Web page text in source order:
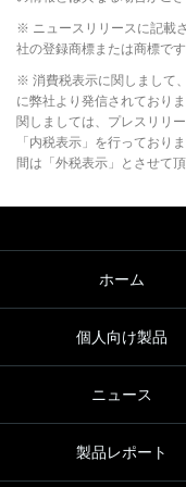
※ ニュースリリースに記載
社の登録商標または商標です
※ 消費税表示に関しまして
に弊社より発信されており
関しましては、プレスリリ
「内税表示」を行っており
間は「外税表示」とさせて頂
ホーム
個人向け製品
ニュース
製品レポート